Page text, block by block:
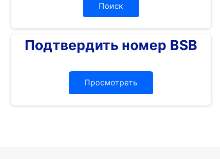
Поиск
Подтвердить номер BSB
Просмотреть